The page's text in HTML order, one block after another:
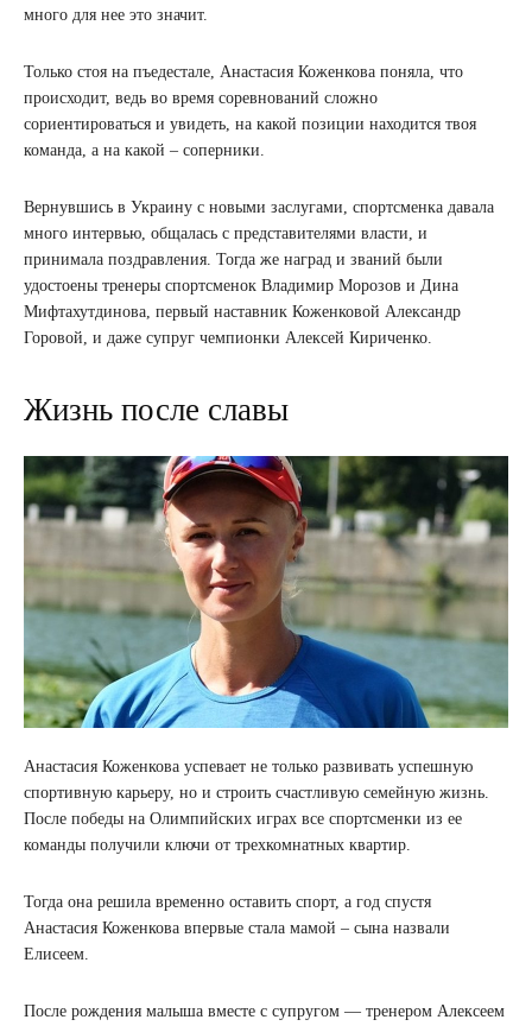
много для нее это значит.
Только стоя на пъедестале, Анастасия Коженкова поняла, что
происходит, ведь во время соревнований сложно
сориентироваться и увидеть, на какой позиции находится твоя
команда, а на какой – соперники.
Вернувшись в Украину с новыми заслугами, спортсменка давала
много интервью, общалась с представителями власти, и
принимала поздравления. Тогда же наград и званий были
удостоены тренеры спортсменок Владимир Морозов и Дина
Мифтахутдинова, первый наставник Коженковой Александр
Горовой, и даже супруг чемпионки Алексей Кириченко.
Жизнь после славы
Анастасия Коженкова успевает не только развивать успешную
спортивную карьеру, но и строить счастливую семейную жизнь.
После победы на Олимпийских играх все спортсменки из ее
команды получили ключи от трехкомнатных квартир.
Тогда она решила временно оставить спорт, а год спустя
Анастасия Коженкова впервые стала мамой – сына назвали
Елисеем.
После рождения малыша вместе с супругом — тренером Алексеем